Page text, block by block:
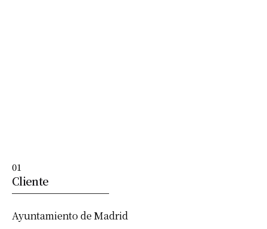
01
Cliente
Ayuntamiento de Madrid